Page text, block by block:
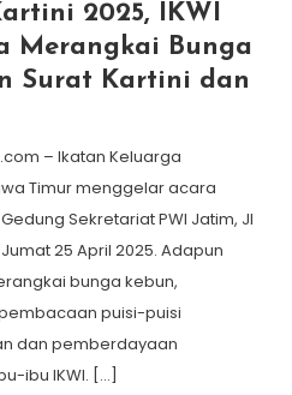
2025, IKWI
Merangkai Bunga
Surat Kartini dan
– Ikatan Keluarga
Timur menggelar acara
Sekretariat PWI Jatim, Jl
25 April 2025. Adapun
bunga kebun,
puisi-puisi
dan pemberdayaan
ibu IKWI. […]